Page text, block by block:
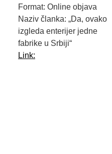
Format: Online objava
Naziv članka: „Da, ovako
izgleda enterijer jedne
fabrike u Srbiji“
Link: